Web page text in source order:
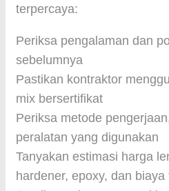
terpercaya:
Periksa pengalaman dan
sebelumnya
Pastikan kontraktor
mix bersertifikat
Periksa metode
peralatan yang digunakan
Tanyakan estimasi harga
hardener, epoxy, dan biaya